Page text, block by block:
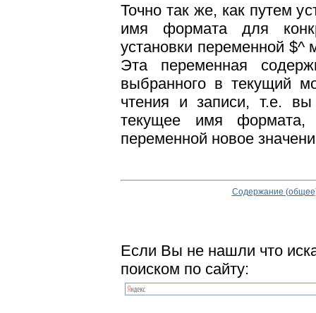
Точно так же, как путем
имя формата для
установки переменной
Эта переменная
выбранного в текущий
чтения и записи, т.е.
текущее имя формата,
переменной новое
Содержание
Если Вы не нашли что
поиском по сайту: